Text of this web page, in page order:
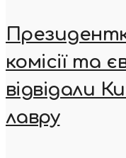
комісії та
відвідали
лавру